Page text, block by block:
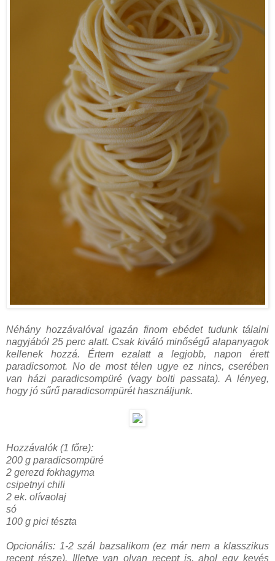
Néhány hozzávalóval igazán finom ebédet tudunk tálalni
nagyjából 25 perc alatt. Csak kiváló minőségű alapanyagok
kellenek hozzá. Értem ezalatt a legjobb, napon érett
paradicsomot. No de most télen ugye ez nincs, cserében
van házi paradicsompüré (vagy bolti passata). A lényeg,
hogy jó sűrű paradicsompürét használjunk.
Hozzávalók (1 főre):
200 g paradicsompüré
2 gerezd fokhagyma
csipetnyi chili
2 ek. olívaolaj
só
100 g pici tészta
Opcionális: 1-2 szál bazsalikom (ez már nem a klasszikus
recept része). Illetve van olyan recept is, ahol egy kevés